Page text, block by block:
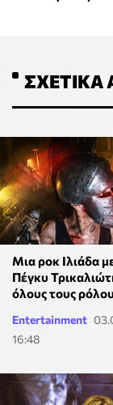
ΣΧΕΤΙΚΆ
Μια ροκ Ιλιάδα
Πέγκυ
όλους τους
Entertainment
16:48